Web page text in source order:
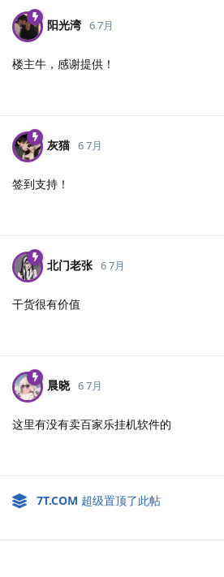
阳光湾 6 7月
楼主牛，感谢提供！
灰猫 6 7月
签到支持！
北门老张 6 7月
干货很有价值
晨晓 6 7月
这里有没有卖百家乐挂机软件的
7T.​COM 超级置顶了此帖